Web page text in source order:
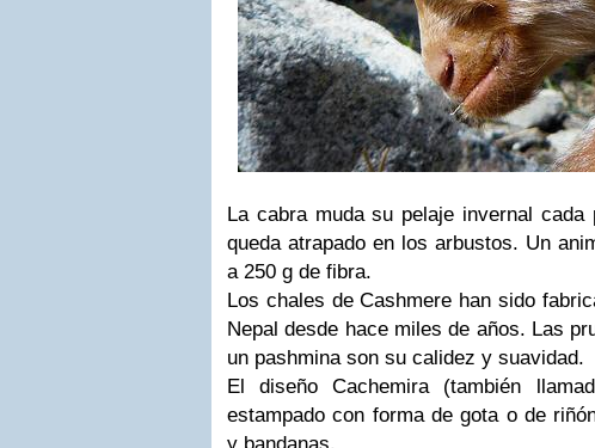
La cabra muda su pelaje invernal
queda atrapado en los arbustos. Un
a 250 g de fibra.
Los chales de Cashmere han sido
Nepal desde hace miles de años. Las
un pashmina son su calidez y suavidad.
El diseño Cachemira (también
estampado con forma de gota o de